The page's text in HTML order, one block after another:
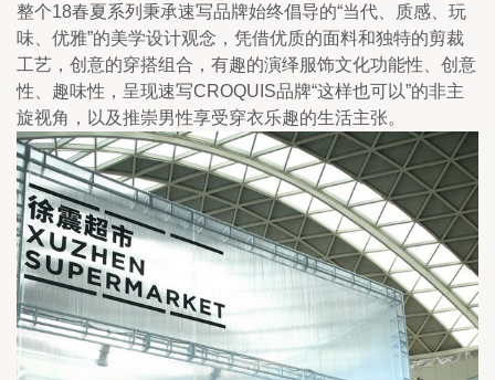
整个18春夏系列秉承速写品牌始终倡导的“当代、质感、玩
味、优雅”的美学设计观念，凭借优质的面料和独特的剪裁
工艺，创意的穿搭组合，有趣的演绎服饰文化功能性、创意
性、趣味性，呈现速写CROQUIS品牌“这样也可以”的非主
旋视角，以及推崇男性享受穿衣乐趣的生活主张。